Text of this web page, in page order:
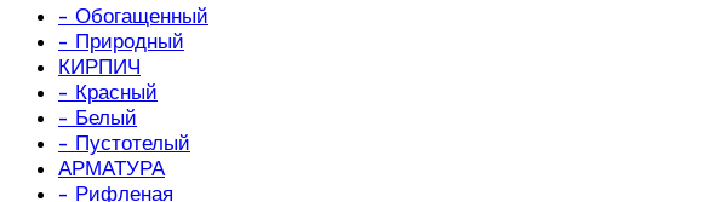
- Обогащенный
- Природный
КИРПИЧ
- Красный
- Белый
- Пустотелый
АРМАТУРА
- Рифленая